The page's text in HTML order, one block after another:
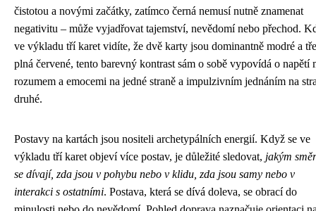
čistotou a novými začátky, zatímco černá nemusí nutně znamenat
negativitu – může vyjadřovat tajemství, nevědomí nebo přechod.
ve výkladu tří karet vidíte, že dvě karty jsou dominantně modré a
plná červené, tento barevný kontrast sám o sobě vypovídá o napětí
rozumem a emocemi na jedné straně a impulzivním jednáním na
druhé.
Postavy na kartách jsou nositeli archetypálních energií. Když se ve
výkladu tří karet objeví více postav, je důležité sledovat, jakým
se dívají, zda jsou v pohybu nebo v klidu, zda jsou samy nebo v
interakci s ostatními. Postava, která se dívá doleva, se obrací do